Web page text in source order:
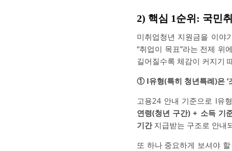
2) 핵심 1순위: 국민
미취업청년 지원금을 이야
“취업이 목표”라는 전제 위
길어질수록 체감이 커지기
① I유형(특히 청년특례)은 ‘
고용24 안내 기준으로 I유
연령(청년 구간) + 소득 기
기간지급받는 구조로 안내
또 하나 중요하게 보셔야